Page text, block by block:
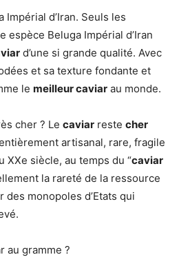
Impérial d’Iran. Seuls les
espèce Beluga Impérial d’Iran
d’une si grande qualité. Avec
et sa texture fondante et
le meilleur caviar au monde.
cher ? Le caviar reste cher
artisanal, rare, fragile
XXe siècle, au temps du “caviar
la rareté de la ressource
monopoles d’Etats qui
au gramme ?